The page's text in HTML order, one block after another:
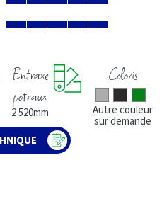
Entraxe
poteaux
2 520mm
Coloris
Autre couleur
sur demande